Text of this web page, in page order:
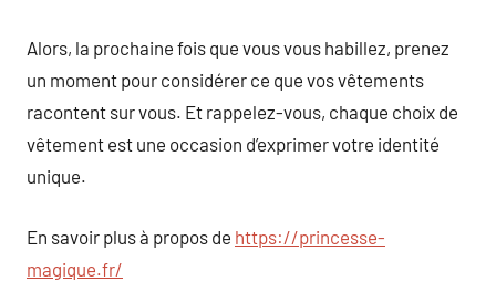
Alors, la prochaine fois que vous vous habillez, prenez
un moment pour considérer ce que vos vêtements
racontent sur vous. Et rappelez-vous, chaque choix de
vêtement est une occasion d’exprimer votre identité
unique.
En savoir plus à propos de https://princesse-
magique.fr/